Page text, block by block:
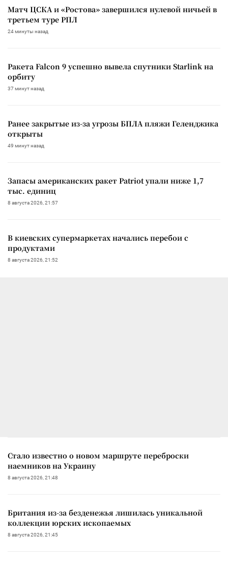
Матч ЦСКА и «Ростова» завершился нулевой ничьей в
третьем туре РПЛ
24 минуты назад
Ракета Falcon 9 успешно вывела спутники Starlink на
орбиту
37 минут назад
Ранее закрытые из-за угрозы БПЛА пляжи Геленджика
открыты
49 минут назад
Запасы американских ракет Patriot упали ниже 1,7
тыс. единиц
8 августа 2026, 21:57
В киевских супермаркетах начались перебои с
продуктами
8 августа 2026, 21:52
Стало известно о новом маршруте переброски
наемников на Украину
8 августа 2026, 21:48
Британия из-за безденежья лишилась уникальной
коллекции юрских ископаемых
8 августа 2026, 21:45